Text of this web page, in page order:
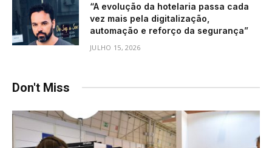
“A evolução da hotelaria passa cada
vez mais pela digitalização,
automação e reforço da segurança”
JULHO 15, 2026
Don't Miss